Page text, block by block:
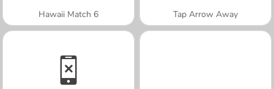
Hawaii Match 6 Tap Arrow Away